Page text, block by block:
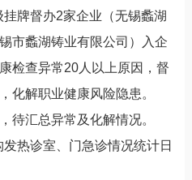
牌督办2家企业（无锡蠡湖
市蠡湖铸业有限公司）入企
检查异常20人以上原因，督
化解职业健康风险隐患。
待汇总异常及化解情况。
热诊室、门急诊情况统计日